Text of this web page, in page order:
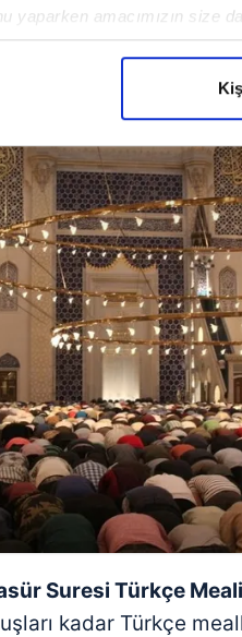
yaparken amacımızın size
elimizden gelen çabayı
bu çerezlere izin
için İnternet
verileriniz işlenmekte
Diğer çerezler, sitemizin
yapılması, amaçlarıyla
aşağıda yer alan panel
Bilgilendirme Metnimizi
Korunması Kanunu
çerezlerle ilgili bilgi
Suresi Türkçe Meali
kadar Türkçe